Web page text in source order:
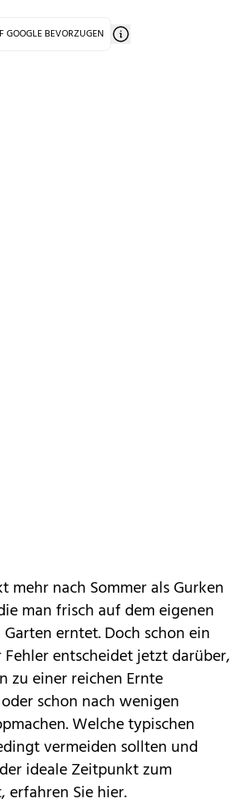
GOOGLE BEVORZUGEN
mehr nach Sommer als Gurken
man frisch auf dem eigenen
erntet. Doch schon ein
Fehlerentscheidet jetzt darüber,
zu einer reichen Ernte
schon nach wenigen
Welche typischen
vermeiden sollten und
ideale Zeitpunkt zum
erfahren Sie hier.